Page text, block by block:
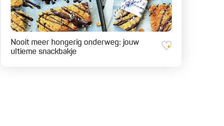
Nooit meer hongerig onderweg: jouw
ultieme snackbakje